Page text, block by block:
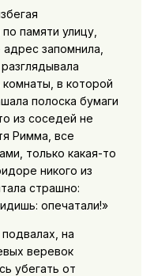
памяти улицу,
запомнила,
в которой
полоска бумаги
из соседей не
Римма, все
только какая-то
никого из
страшно:
опечатали!»
на
веревок
убегать от